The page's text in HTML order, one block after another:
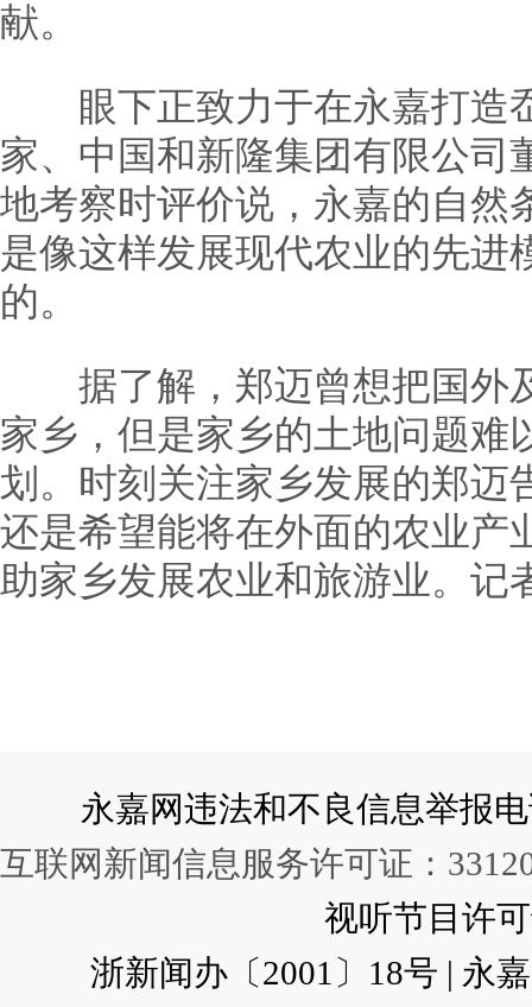
献。
眼下正致力于在永嘉打造
家、中国和新隆集团有限公司
地考察时评价说，永嘉的自然
是像这样发展现代农业的先进
的。
据了解，郑迈曾想把国外
家乡，但是家乡的土地问题难
划。时刻关注家乡发展的郑迈
还是希望能将在外面的农业产
助家乡发展农业和旅游业。记
永嘉网违法和不良信息举报
互联网新闻信息服务许可证：
视听节目许
浙新闻办〔2001〕18号 | 永